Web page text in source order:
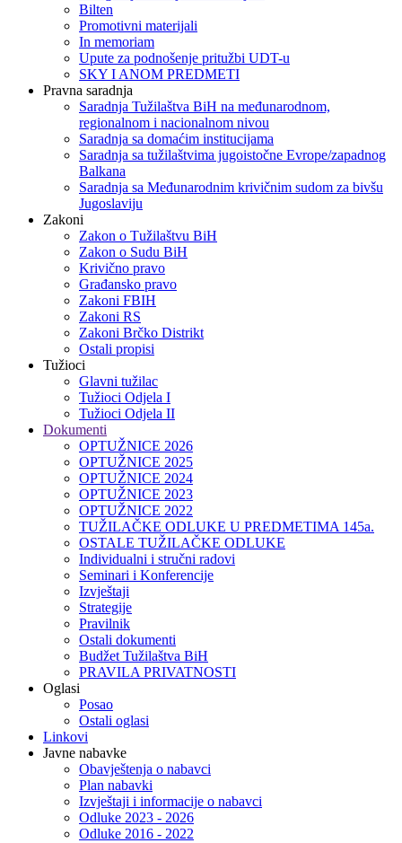
Bilten
Promotivni materijali
In memoriam
Upute za podnošenje pritužbi UDT-u
SKY I ANOM PREDMETI
Pravna saradnja
Saradnja Tužilaštva BiH na međunarodnom,
regionalnom i nacionalnom nivou
Saradnja sa domaćim institucijama
Saradnja sa tužilaštvima jugoistočne Evrope/zapadnog
Balkana
Saradnja sa Međunarodnim krivičnim sudom za bivšu
Jugoslaviju
Zakoni
Zakon o Тužilaštvu BiH
Zakon o Sudu BiH
Krivično pravo
Građansko pravo
Zakoni FBIH
Zakoni RS
Zakoni Brčko Distrikt
Ostali propisi
Tužioci
Glavni tužilac
Tužioci Odjela I
Tužioci Odjela II
Dokumenti
OPTUŽNICE 2026
OPTUŽNICE 2025
OPTUŽNICE 2024
OPTUŽNICE 2023
OPTUŽNICE 2022
TUŽILAČKE ODLUKE U PREDMETIMA 145a.
OSTALE TUŽILAČKE ODLUKE
Individualni i stručni radovi
Seminari i Konferencije
Izvještaji
Strategije
Pravilnik
Ostali dokumenti
Budžet Tužilaštva BiH
PRAVILA PRIVATNOSTI
Oglasi
Posao
Ostali oglasi
Linkovi
Javne nabavke
Obavještenja o nabavci
Plan nabavki
Izvještaji i informacije o nabavci
Odluke 2023 - 2026
Odluke 2016 - 2022